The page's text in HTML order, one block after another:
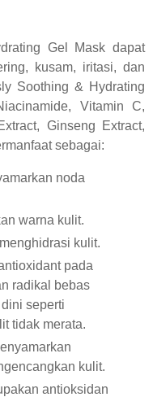
Gel Mask dapat
kusam, iritasi, dan
Soothing & Hydrating
Vitamin C,
Ginseng Extract,
sebagai:
noda
warna kulit.
kulit.
pada
radikal bebas
seperti
tidak merata.
kulit.
antioksidan